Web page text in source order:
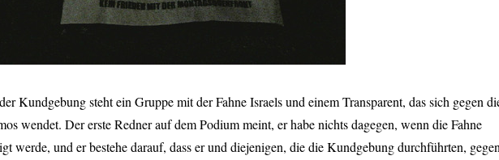
Kundgebung steht ein Gruppe mit der Fahne Israels und einem Transparent, das sich gegen
wendet. Der erste Redner auf dem Podium meint, er habe nichts dagegen, wenn die Fahne
werde, und er bestehe darauf, dass er und diejenigen, die die Kundgebung durchführten,